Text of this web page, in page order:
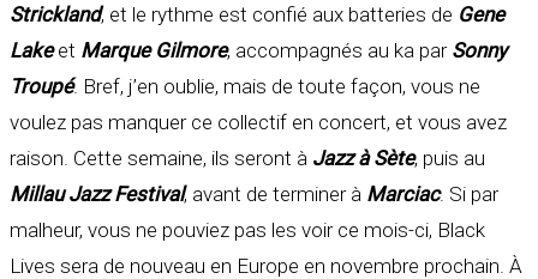
Strickland, et le rythme est confié aux batteries de Gene
Lakeet Marque Gilmore, accompagnés au ka par Sonny
Troupé. Bref, j’en oublie, mais de toute façon, vous ne
voulez pas manquer ce collectif en concert, et vous avez
raison. Cette semaine, ils seront à Jazz à Sète, puis au
Millau Jazz Festival, avant de terminer à Marciac. Si par
malheur, vous ne pouviez pas les voir ce mois-ci, Black
Lives sera de nouveau en Europe en novembre prochain. À